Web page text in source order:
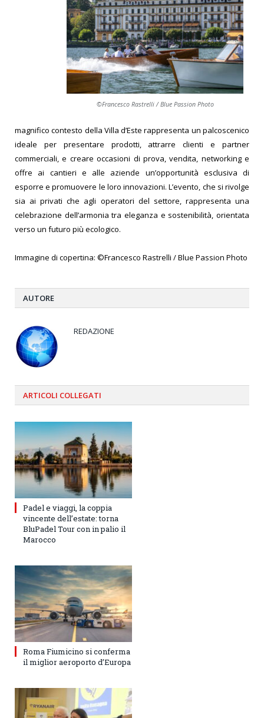
©Francesco Rastrelli / Blue Passion Photo
magnifico contesto della Villa d’Este rappresenta un palcoscenico
ideale per presentare prodotti, attrarre clienti e partner
commerciali, e creare occasioni di prova, vendita, networking e
offre ai cantieri e alle aziende un’opportunità esclusiva di
esporre e promuovere le loro innovazioni. L’evento, che si rivolge
sia ai privati che agli operatori del settore, rappresenta una
celebrazione dell’armonia tra eleganza e sostenibilità, orientata
verso un futuro più ecologico.
Immagine di copertina: ©Francesco Rastrelli / Blue Passion Photo
AUTORE
REDAZIONE
ARTICOLI COLLEGATI
Padel e viaggi, la coppia
vincente dell’estate: torna
BluPadel Tour con in palio il
Marocco
Roma Fiumicino si conferma
il miglior aeroporto d’Europa